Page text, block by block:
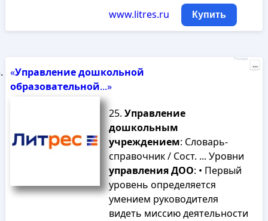
www.litres.ru Купить
«Управлениедошкольной
образовательной...»
25. Управление
дошкольным
учреждением: Словарь-
справочник / Сост. ... Уровни
управленияДОО: • Первый
уровень определяется
умением руководителя
видеть миссию деятельности
Реклама
...